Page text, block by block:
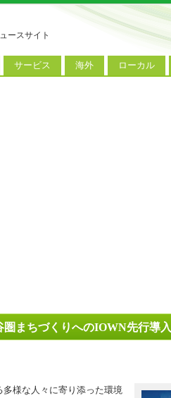
ースサイト
サービス 海外 ローカル
まちづくりへのIOWN先行導入
様な人々に寄り添った環境